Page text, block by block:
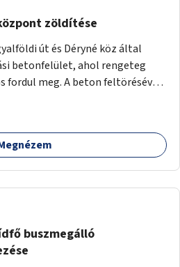
zöldítése
út és Déryné köz által
betonfelület, ahol rengeteg
fordul meg. A beton feltörésével,
kellene egy zöld sáv,
fák alá, a lakóépület felőli két
buszmegálló